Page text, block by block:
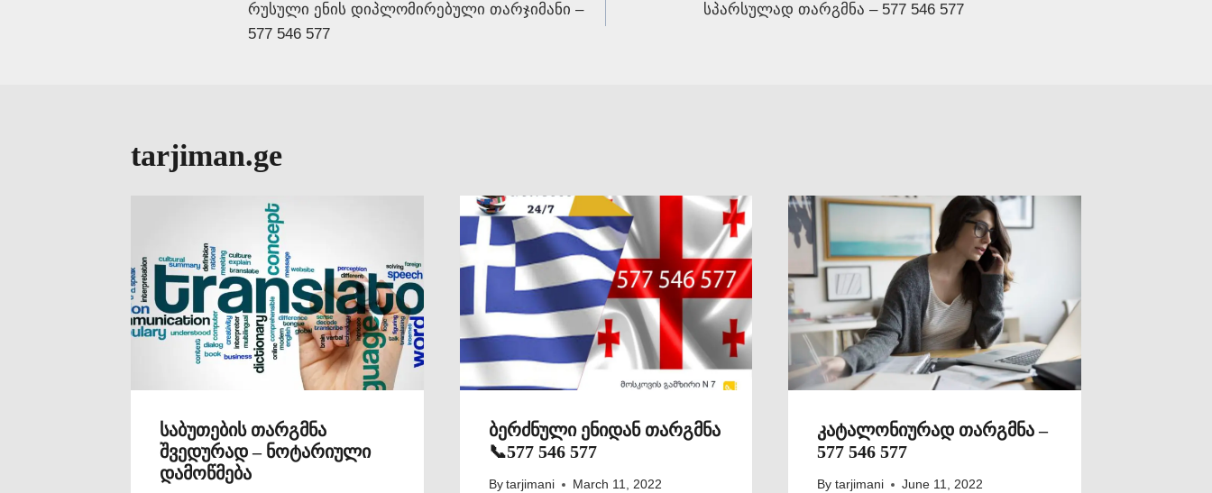
navigation
რუსული ენის დიპლომირებული თარჯიმანი –
577 546 577
სპარსულად თარგმნა – 577 546 577
tarjiman.ge
საბუთების თარგმნა
შვედურად – ნოტარიული
დამოწმება
ბერძნული ენიდან თარგმნა
📞577 546 577
By tarjimani March 11, 2022
კატალონიურად თარგმნა –
577 546 577
By tarjimani June 11, 2022